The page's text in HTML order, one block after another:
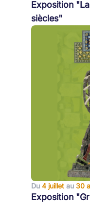
Exposition
siècles"
Du 4 juillet au 30
Exposition